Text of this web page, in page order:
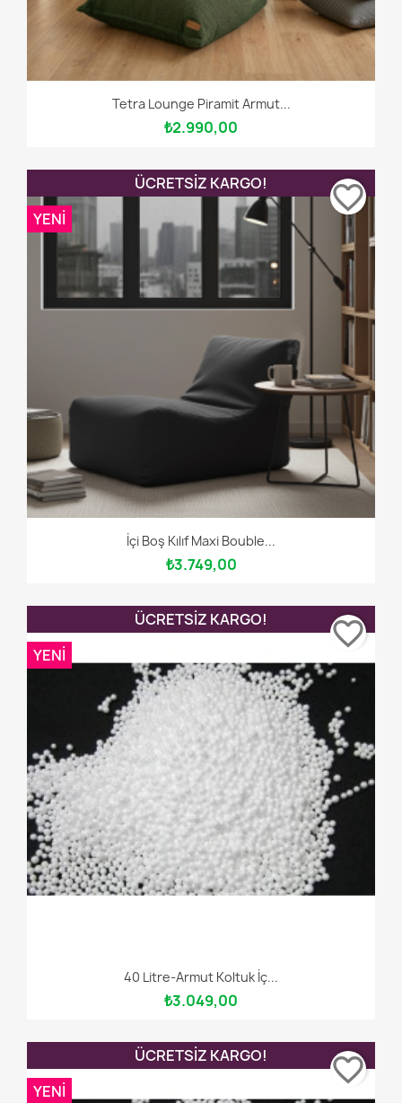
Tetra Lounge Piramit Armut...
₺2.990,00
İçi Boş Kılıf Maxi Bouble...
₺3.749,00
ÜCRETSIZ KARGO!
YENI
favorite_border
40 Litre-Armut Koltuk İç...
₺3.049,00
ÜCRETSIZ KARGO!
YENI
favorite_border
ÜCRETSIZ KARGO!
YENI
favorite_border